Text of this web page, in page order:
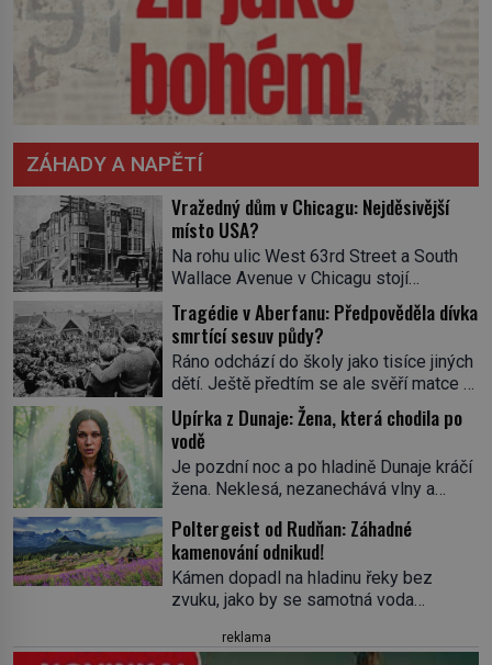
ZÁHADY A NAPĚTÍ
Vražedný dům v Chicagu: Nejděsivější
místo USA?
Na rohu ulic West 63rd Street a South
Wallace Avenue v Chicagu stojí
nenápadná pošta. Nemá žádný speciální
nápis ani pamětní desku. A přesto prý
místní zaměstnanci neradi chodí do
sklepa. Právě tady totiž sídlil sériový
vrah H. H. Holmes a také
nejpropracovanější past na lidi
v dějinách americké kriminalistiky.
Herman Webster Mudgett (1861–1896)
přijíždí […]
Tragédie v Aberfanu: Předpověděla dívka
smrtící sesuv půdy?
Ráno odchází do školy jako tisíce jiných
dětí. Ještě předtím se ale svěří matce s
podivným snem. Ve škole, kterou dobře
zná, tentokrát nevidí budovu ani
spolužáky. Místo nich se před ní tyčí
cosi temného. O několik hodin později je
mrtvá. Mohla devítiletá Zahlédla vlastní
vesnice Aberfan […]
Upírka z Dunaje: Žena, která chodila po
vodě
Je pozdní noc a po hladině Dunaje kráčí
žena. Neklesá, nezanechává vlny a
pod ní byla dlažbou. Muž, který ji z
břehu pozoruje, ji údajně poznává, jenže
Ruža Vlajna má být v tu chvíli mrtvá celé
století. Vesnice Kisiljevo v
nevyřízené účty. […]
Poltergeist od Rudňan: Záhadné
kamenování odnikud!
Kámen dopadl na hladinu řeky bez
zvuku, jako by se samotná voda
bolestně strhl ruku, ale další úder ho
reklama